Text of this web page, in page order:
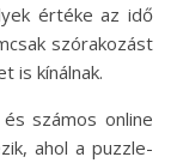
értéke az idő
szórakozást
is kínálnak.
számos online
ahol a puzzle-